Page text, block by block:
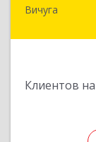
Вичуга
Клиентов
155331,